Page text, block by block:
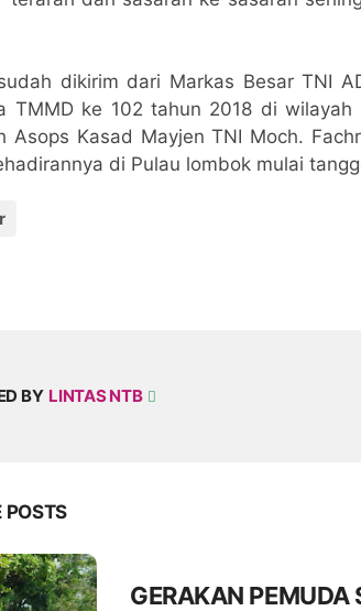
dikirim dari Markas Besar TNI
TMMD ke 102 tahun 2018 di
Asops Kasad Mayjen TNI Moch.
di Pulau lombok mulai
BY LINTAS NTB
POSTS
GERAKAN